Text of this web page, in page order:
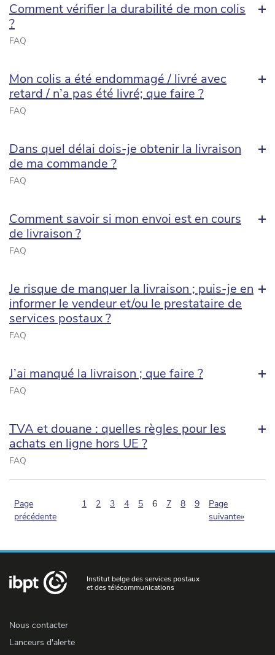
Comment vérifier la durabilité de mon colis
?
FAQ
Mon colis a été endommagé / livré avec
retard / n’a pas été livré; que faire ?
FAQ
Dans quel délai dois-je obtenir la livraison
de ma commande ?
FAQ
Comment savoir si mon envoi est en cours
de livraison ?
FAQ
Je risque de manquer la livraison ; puis-je en
informer le vendeur et/ou le prestataire de
services postaux ?
FAQ
J’ai manqué la livraison ; que faire ?
FAQ
TVA et douane : quelles règles pour les
achats en ligne hors UE ?
FAQ
Page
précédente
1 2 3 4 5 6(pagination.current)
7 8 9
Page
suivante»
Institut belge des services postaux
et des télécommunications
Nous contacter
Lanceurs d'alerte